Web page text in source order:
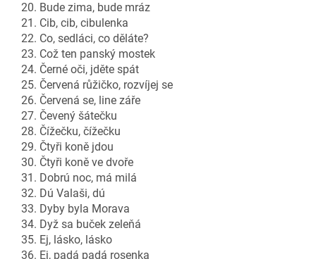
20. Bude zima, bude mráz
21. Cib, cib, cibulenka
22. Co, sedláci, co děláte?
23. Což ten panský mostek
24. Černé oči, jděte spát
25. Červená růžičko, rozvíjej se
26. Červená se, line záře
27. Čevený šátečku
28. Čížečku, čížečku
29. Čtyři koně jdou
30. Čtyři koně ve dvoře
31. Dobrú noc, má milá
32. Dú Valaši, dú
33. Dyby byla Morava
34. Dyž sa buček zeleňá
35. Ej, lásko, lásko
36. Ej, padá padá rosenka